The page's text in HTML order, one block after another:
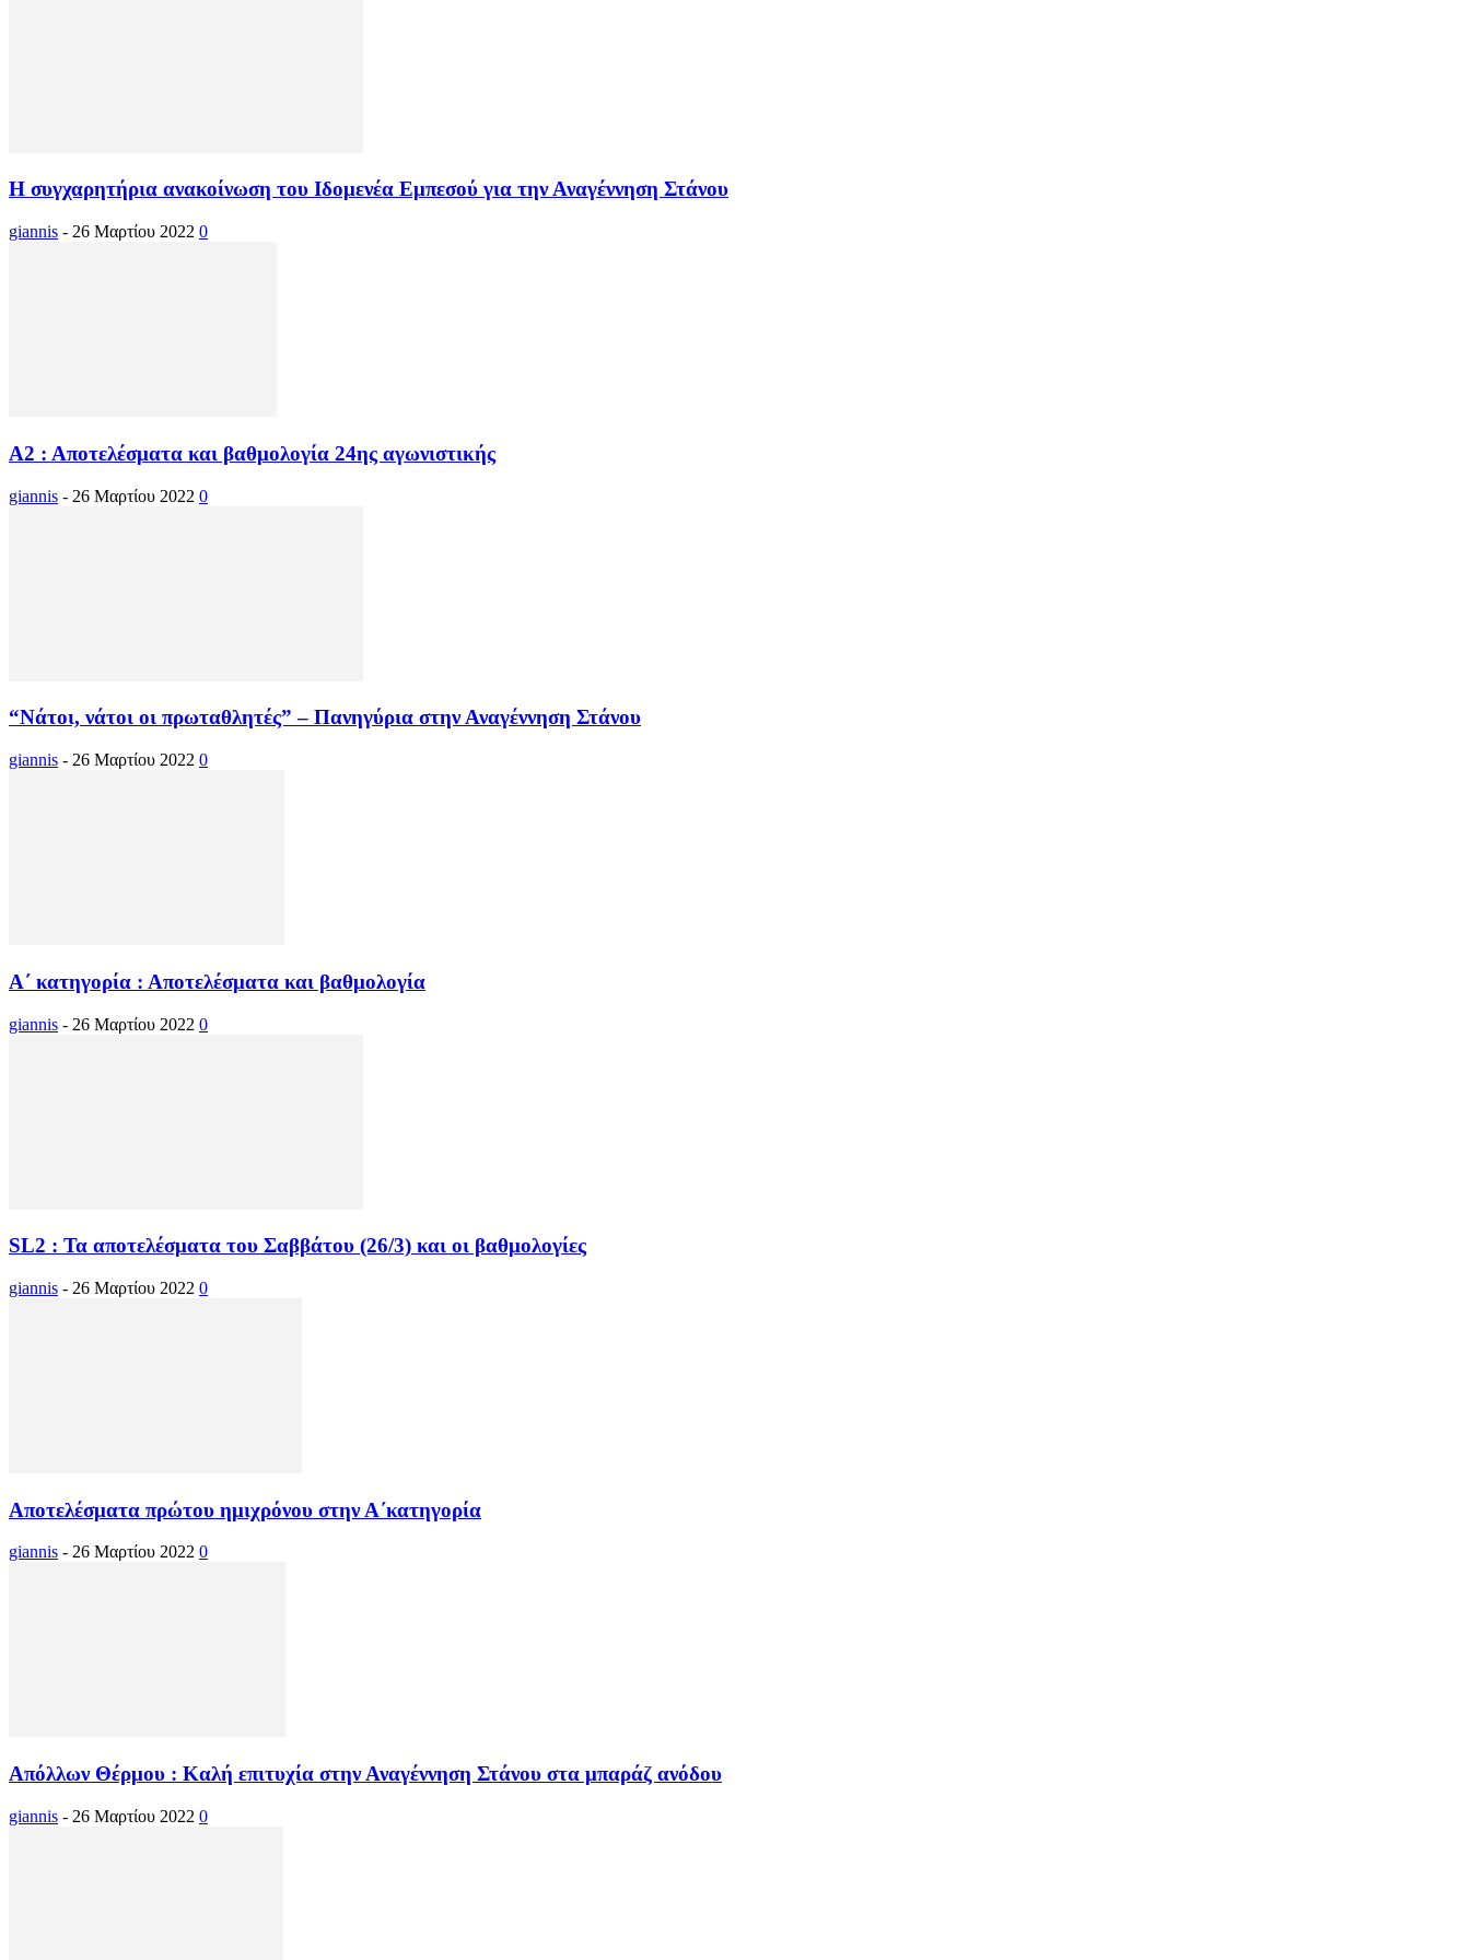
Η συγχαρητήρια ανακοίνωση του Ιδομενέα Εμπεσού για την Αναγέννηση Στάνου
giannis - 26 Μαρτίου 2022 0
Α2 : Αποτελέσματα και βαθμολογία 24ης αγωνιστικής
giannis - 26 Μαρτίου 2022 0
“Νάτοι, νάτοι οι πρωταθλητές” – Πανηγύρια στην Αναγέννηση Στάνου
giannis - 26 Μαρτίου 2022 0
Α΄ κατηγορία : Αποτελέσματα και βαθμολογία
giannis - 26 Μαρτίου 2022 0
SL2 : Τα αποτελέσματα του Σαββάτου (26/3) και οι βαθμολογίες
giannis - 26 Μαρτίου 2022 0
Αποτελέσματα πρώτου ημιχρόνου στην Α΄κατηγορία
giannis - 26 Μαρτίου 2022 0
Απόλλων Θέρμου : Καλή επιτυχία στην Αναγέννηση Στάνου στα μπαράζ ανόδου
giannis - 26 Μαρτίου 2022 0